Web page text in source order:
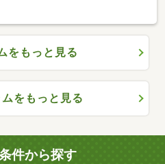
をもっと見る
をもっと見る
件から探す